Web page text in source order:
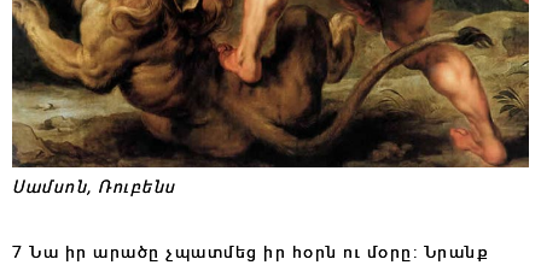
Սամսոն, Ռուբենս
7 Նա իր արածը չպատմեց իր հօրն ու մօրը: Նրանք